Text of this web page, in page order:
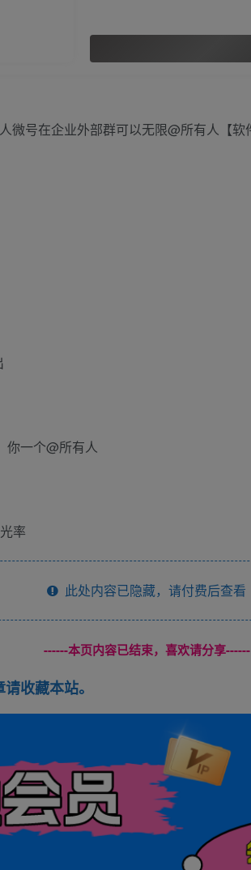
你一个@所有人
率
此处内容已隐藏，请付费后查看
------本页内容已结束，喜欢请分享------
收藏本站。